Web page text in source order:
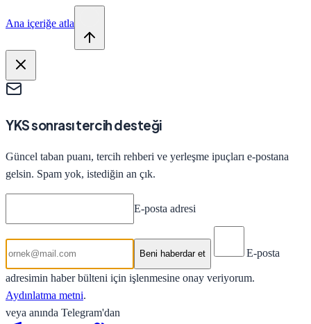
Ana içeriğe atla
YKS sonrası tercih desteği
Güncel taban puanı, tercih rehberi ve yerleşme ipuçları e-postana
gelsin. Spam yok, istediğin an çık.
E-posta adresi
Beni haberdar et E-posta
adresimin haber bülteni için işlenmesine onay veriyorum.
Aydınlatma metni.
veya anında Telegram'dan